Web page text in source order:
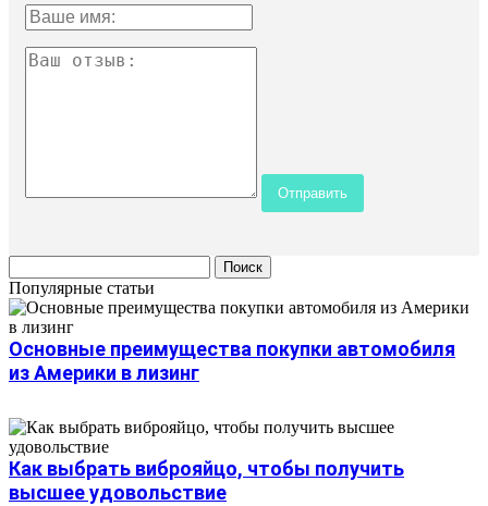
Популярные статьи
Основные преимущества покупки автомобиля
из Америки в лизинг
Как выбрать виброяйцо, чтобы получить
высшее удовольствие